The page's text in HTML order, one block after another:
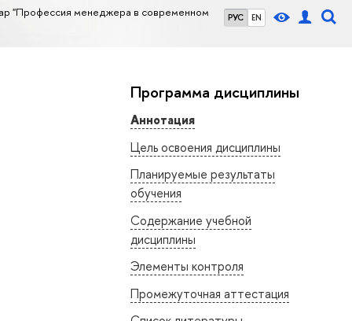
РУС EN
"Профессия менеджера в современном
Программа дисциплины
Аннотация
Цель освоения дисциплины
Планируемые результаты
обучения
Содержание учебной
дисциплины
Элементы контроля
Промежуточная аттестация